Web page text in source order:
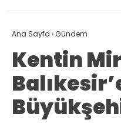
Ana Sayfa ›Gündem
Kentin